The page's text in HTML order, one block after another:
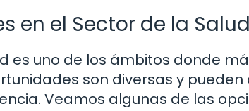
en el Sector de la Salud
es uno de los ámbitos donde
son diversas y
Veamos algunas de las